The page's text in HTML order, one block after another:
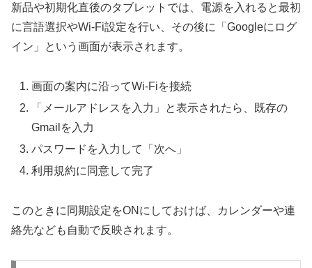
新品や初期化直後のタブレットでは、電源を入れると最初
に言語選択やWi-Fi設定を行い、その後に「Googleにログ
イン」という画面が表示されます。
画面の案内に沿ってWi-Fiを接続
「メールアドレスを入力」と表示されたら、既存の
Gmailを入力
パスワードを入力して「次へ」
利用規約に同意して完了
このときに同期設定をONにしておけば、カレンダーや連
絡先なども自動で反映されます。